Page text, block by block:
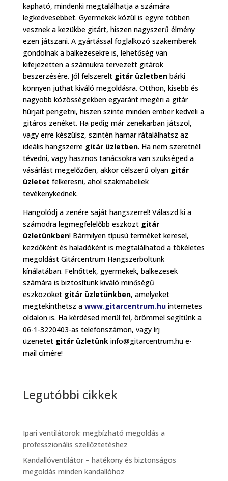
kapható, mindenki megtalálhatja a számára
legkedvesebbet. Gyermekek közül is egyre többen
vesznek a kezükbe gitárt, hiszen nagyszerű élmény
ezen játszani. A gyártással foglalkozó szakemberek
gondolnak a balkezesekre is, lehetőség van
kifejezetten a számukra tervezett gitárok
beszerzésére. Jól felszerelt gitár üzletbenbárki
könnyen juthat kiváló megoldásra. Otthon, kisebb és
nagyobb közösségekben egyaránt megéri a gitár
húrjait pengetni, hiszen szinte minden ember kedveli a
gitáros zenéket. Ha pedig már zenekarban játszol,
vagy erre készülsz, szintén hamar rátalálhatsz az
ideális hangszerre gitár üzletben. Ha nem szeretnél
tévedni, vagy hasznos tanácsokra van szükséged a
vásárlást megelőzően, akkor célszerű olyan gitár
üzletet felkeresni, ahol szakmabeliek
tevékenykednek.
Hangolódj a zenére saját hangszerrel! Válaszd ki a
számodra legmegfelelőbb eszköztgitár
üzletünkben! Bármilyen típusú terméket keresel,
kezdőként és haladóként is megtalálhatod a tökéletes
megoldást Gitárcentrum Hangszerboltunk
kínálatában. Felnőttek, gyermekek, balkezesek
számára is biztosítunk kiváló minőségű
eszközöket gitár üzletünkben, amelyeket
megtekinthetsz a www.gitarcentrum.huinternetes
oldalon is. Ha kérdésed merül fel, örömmel segítünk a
06-1-3220403-as telefonszámon, vagy írj
üzenetet gitár üzletünkinfo@gitarcentrum.hu e-
mail címére!
Legutóbbi cikkek
Ipari ventilátorok: megbízható megoldás a
professzionális szellőztetéshez
Kandallóventilátor – hatékony és biztonságos
megoldás minden kandallóhoz